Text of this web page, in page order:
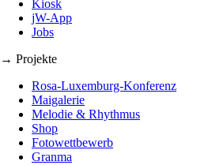
Kiosk
jW-App
Jobs
→ Projekte
Rosa-Luxemburg-Konferenz
Maigalerie
Melodie & Rhythmus
Shop
Fotowettbewerb
Granma